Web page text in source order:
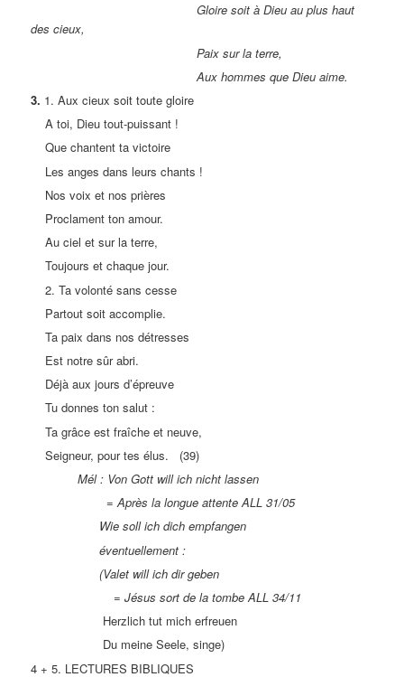
Gloire soit à Dieu au plus haut
des cieux,
Paix sur la terre,
Aux hommes que Dieu aime.
3. 1. Aux cieux soit toute gloire
A toi, Dieu tout-puissant !
Que chantent ta victoire
Les anges dans leurs chants !
Nos voix et nos prières
Proclament ton amour.
Au ciel et sur la terre,
Toujours et chaque jour.
2. Ta volonté sans cesse
Partout soit accomplie.
Ta paix dans nos détresses
Est notre sûr abri.
Déjà aux jours d’épreuve
Tu donnes ton salut :
Ta grâce est fraîche et neuve,
Seigneur, pour tes élus. (39)
Mél : Von Gott will ich nicht lassen
= Après la longue attente ALL 31/05
Wie soll ich dich empfangen
éventuellement :
(Valet will ich dir geben
= Jésus sort de la tombe ALL 34/11
Herzlich tut mich erfreuen
Du meine Seele, singe)
4 + 5. LECTURES BIBLIQUES